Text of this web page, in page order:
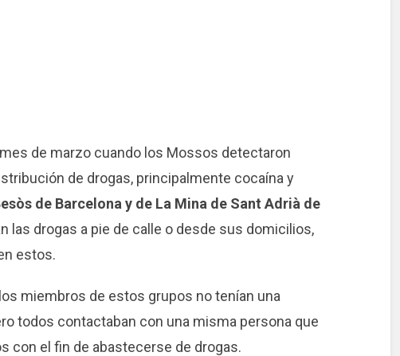
de marzo cuando los Mossos detectaron
de drogas, principalmente cocaína y
de Barcelona y de La Mina de Sant Adrià de
las drogas a pie de calle o desde sus domicilios,
estos.
miembros de estos grupos no tenían una
todos contactaban con una misma persona que
con el fin de abastecerse de drogas.